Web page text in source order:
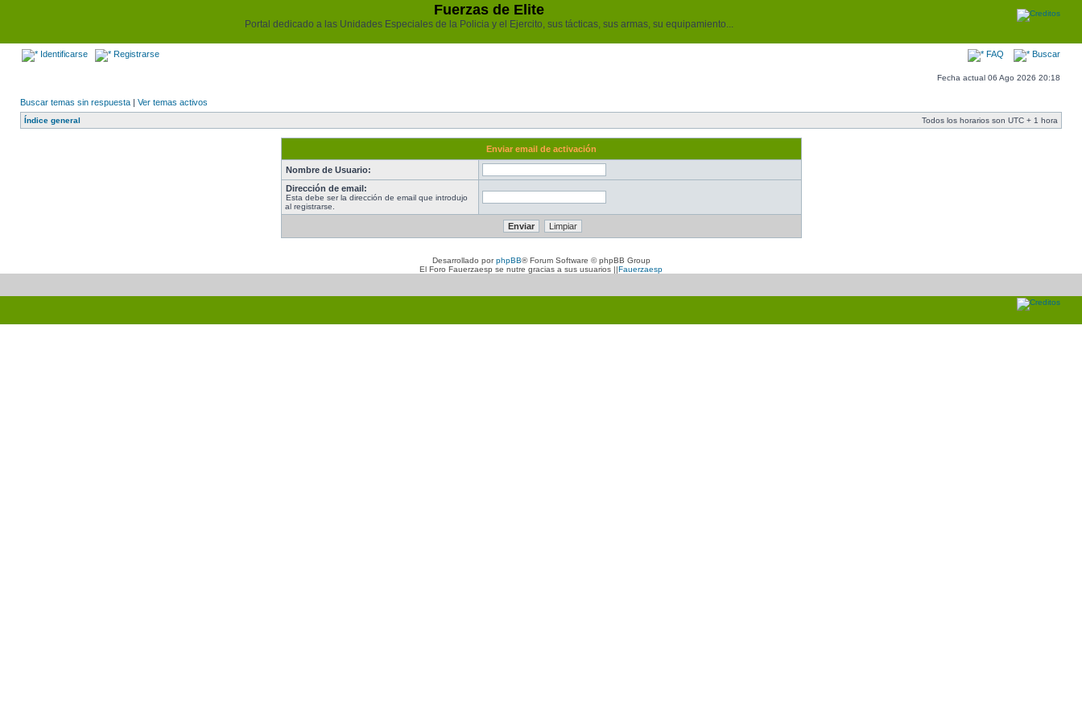
Fuerzas de Elite
Portal dedicado a las Unidades Especiales de la Policia y el Ejercito, sus tácticas, sus armas, su equipamiento...
Identificarse Registrarse FAQ Buscar
Fecha actual 06 Ago 2026 20:18
Buscar temas sin respuesta | Ver temas activos
Índice general Todos los horarios son UTC + 1 hora
Enviar email de activación
Nombre de Usuario:
Dirección de email:
Esta debe ser la dirección de email que introdujo
al registrarse.
Desarrollado porphpBB® Forum Software © phpBB Group
El Foro Fauerzaesp se nutre gracias a sus usuarios ||Fauerzaesp